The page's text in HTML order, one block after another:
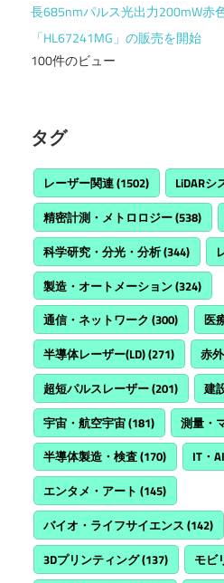
長685nmパルス光出力200mW赤
「HL67241MG」の販売を開始
100件のビュー
タグ
レーザー関連(1502) LiDARシ
精密計測・メトロロジー(538)
科学研究・分光・分析(344)
製造・オートメーション(324)
通信・ネットワーク (300) 医
半導体レーザー(LD)(271) 赤
超短パルスレーザー(201) 建
宇宙・航空宇宙(181) 測量・
半導体製造・検査(170) IT・
エンタメ・アート (145)
バイオ・ライフサイエンス (142)
3Dプリンティング(137) モビ